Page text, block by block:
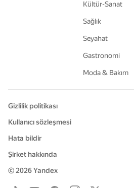
Kültür-Sanat
Sağlık
Seyahat
Gastronomi
Moda & Bakım
© 2026Yandex
Gizlilik politikası
Kullanıcı sözleşmesi
Hata bildir
Şirket hakkında